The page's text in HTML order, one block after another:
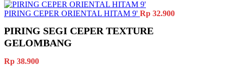
PIRING CEPER ORIENTAL HITAM 9' Rp 32.900
PIRING SEGI CEPER TEXTURE
GELOMBANG
Rp 38.900